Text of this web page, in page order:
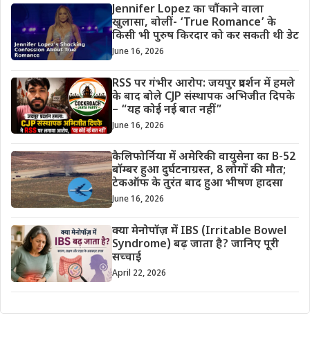
Jennifer Lopez का चौंकाने वाला
खुलासा, बोलीं- ‘True Romance’ के
किसी भी पुरुष किरदार को कर सकती थी डेट
June 16, 2026
RSS पर गंभीर आरोप: जयपुर प्रदर्शन में हमले
के बाद बोले CJP संस्थापक अभिजीत दिपके
– “यह कोई नई बात नहीं”
June 16, 2026
कैलिफोर्निया में अमेरिकी वायुसेना का B-52
बॉम्बर हुआ दुर्घटनाग्रस्त, 8 लोगों की मौत;
टेकऑफ के तुरंत बाद हुआ भीषण हादसा
June 16, 2026
क्या मेनोपॉज़ में IBS (Irritable Bowel
Syndrome) बढ़ जाता है? जानिए पूरी
सच्चाई
April 22, 2026